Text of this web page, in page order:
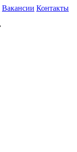
Вакансии Контакты